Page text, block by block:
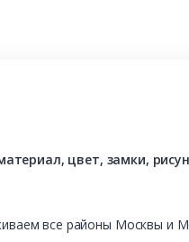
цвет, замки,
все районы Москвы и